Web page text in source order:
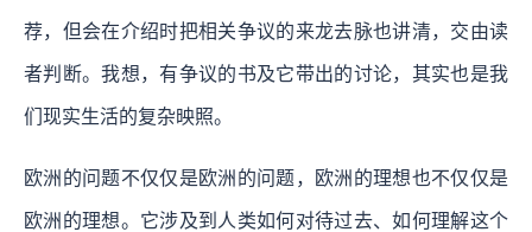
荐，但会在介绍时把相关争议的来龙去脉也讲清，交由读
者判断。我想，有争议的书及它带出的讨论，其实也是我
们现实生活的复杂映照。
欧洲的问题不仅仅是欧洲的问题，欧洲的理想也不仅仅是
欧洲的理想。它涉及到人类如何对待过去、如何理解这个